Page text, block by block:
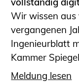
Wir wissen aus
vergangenen
Ingenieurblatt
Kammer
Meldung lesen